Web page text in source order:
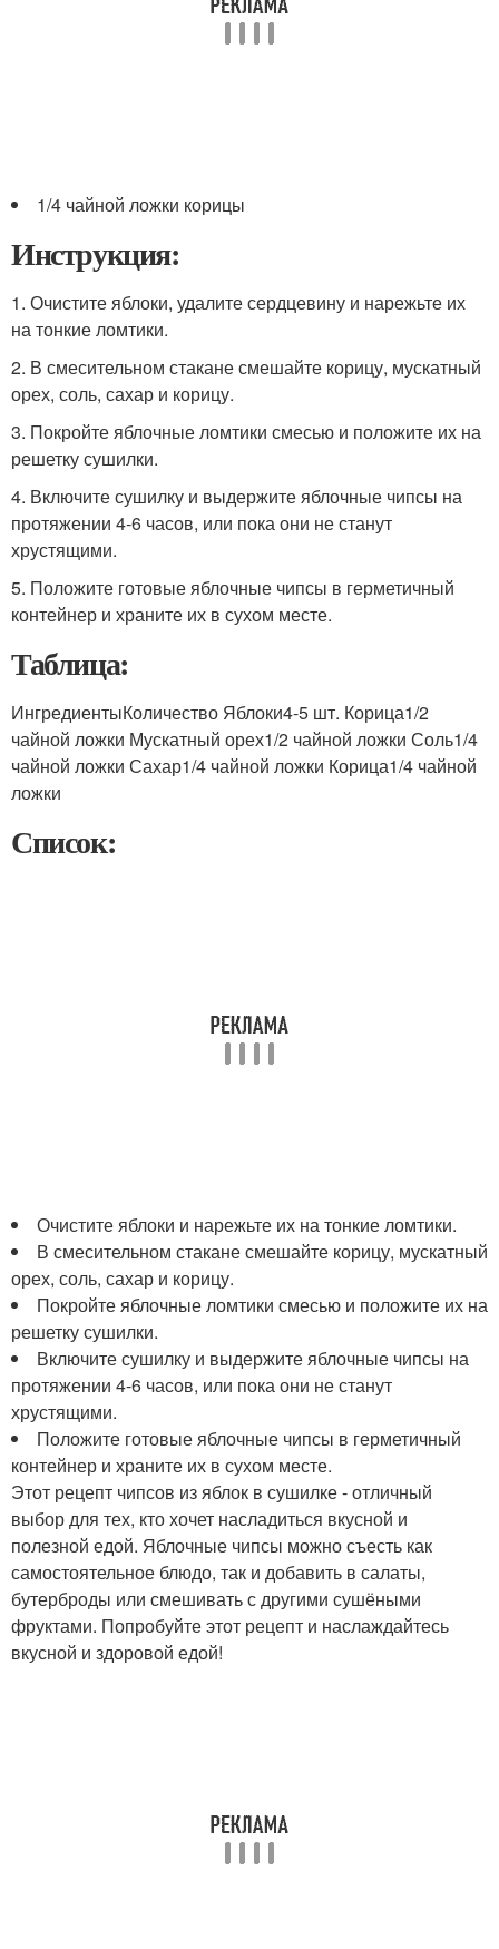
1/4 чайной ложки корицы
Инструкция:
1. Очистите яблоки, удалите сердцевину и нарежьте их
на тонкие ломтики.
2. В смесительном стакане смешайте корицу, мускатный
орех, соль, сахар и корицу.
3. Покройте яблочные ломтики смесью и положите их на
решетку сушилки.
4. Включите сушилку и выдержите яблочные чипсы на
протяжении 4-6 часов, или пока они не станут
хрустящими.
5. Положите готовые яблочные чипсы в герметичный
контейнер и храните их в сухом месте.
Таблица:
ИнгредиентыКоличество Яблоки4-5 шт. Корица1/2
чайной ложки Мускатный орех1/2 чайной ложки Соль1/4
чайной ложки Сахар1/4 чайной ложки Корица1/4 чайной
ложки
Список:
Очистите яблоки и нарежьте их на тонкие ломтики.
В смесительном стакане смешайте корицу, мускатный
орех, соль, сахар и корицу.
Покройте яблочные ломтики смесью и положите их на
решетку сушилки.
Включите сушилку и выдержите яблочные чипсы на
протяжении 4-6 часов, или пока они не станут
хрустящими.
Положите готовые яблочные чипсы в герметичный
контейнер и храните их в сухом месте.
Этот рецепт чипсов из яблок в сушилке - отличный
выбор для тех, кто хочет насладиться вкусной и
полезной едой. Яблочные чипсы можно съесть как
самостоятельное блюдо, так и добавить в салаты,
бутерброды или смешивать с другими сушёными
фруктами. Попробуйте этот рецепт и наслаждайтесь
вкусной и здоровой едой!